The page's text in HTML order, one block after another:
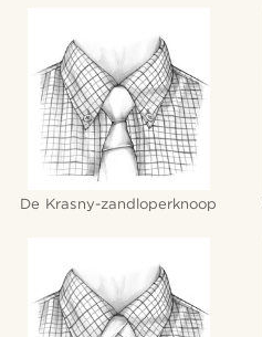
De Krasny-zandloperknoop